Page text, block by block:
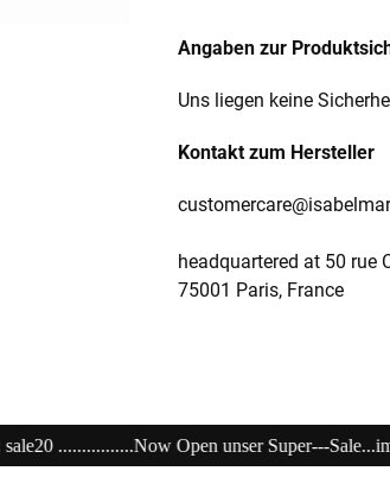
Angaben zur
Uns liegen keine
Kontakt zum Hersteller
headquartered at 50 rue
75001 Paris, France
Super---Sale...im Store